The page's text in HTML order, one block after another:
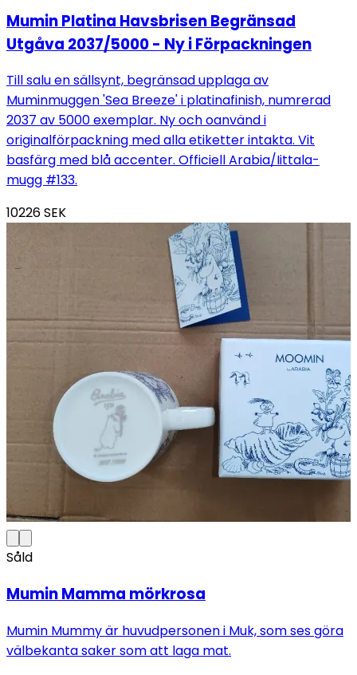
Mumin Platina Havsbrisen Begränsad
Utgåva 2037/5000 - Ny i Förpackningen
Till salu en sällsynt, begränsad upplaga av
Muminmuggen 'Sea Breeze' i platinafinish, numrerad
2037 av 5000 exemplar. Ny och oanvänd i
originalförpackning med alla etiketter intakta. Vit
basfärg med blå accenter. Officiell Arabia/Iittala-
mugg #133.
10226SEK
Såld
Mumin Mamma mörkrosa
Mumin Mummy är huvudpersonen i Muk, som ses göra
välbekanta saker som att laga mat.